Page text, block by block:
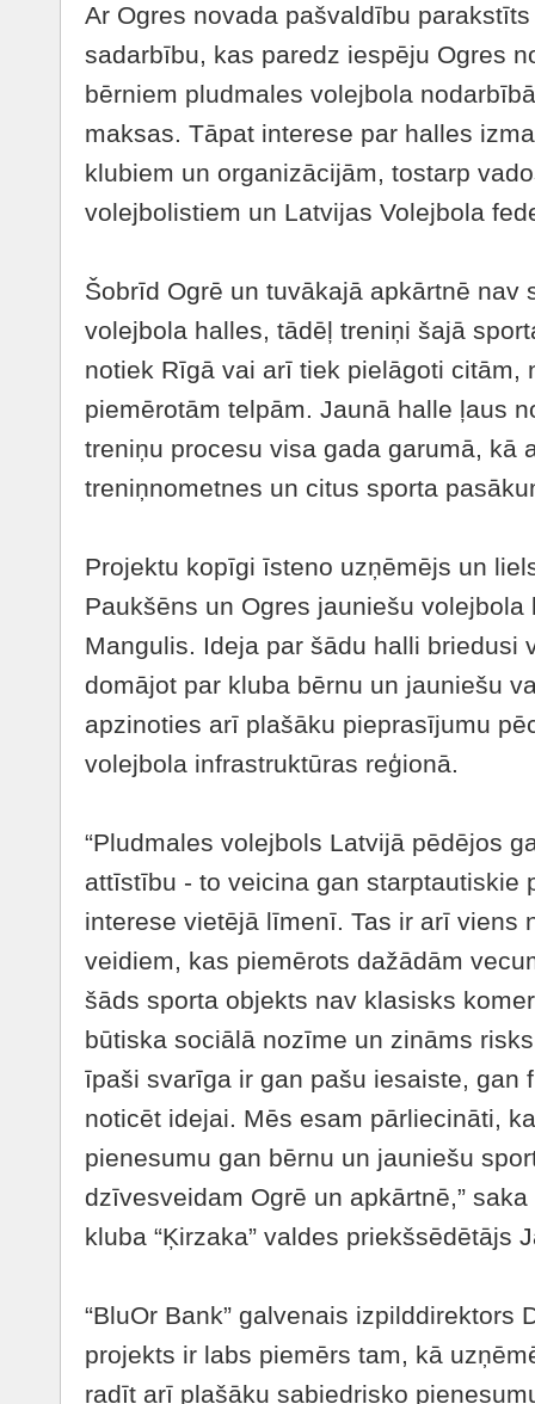
Ar Ogres novada pašvaldību
sadarbību, kas paredz iespēju Ogres
bērniem pludmales volejbola
maksas. Tāpat interese par halles
klubiem un organizācijām, tostarp
volejbolistiem un Latvijas Volejbola
Šobrīd Ogrē un tuvākajā apkārtnē nav
volejbola halles, tādēļ treniņi šajā
notiek Rīgā vai arī tiek pielāgoti citām,
piemērotām telpām. Jaunā halle ļaus
treniņu procesu visa gada garumā, kā
treniņnometnes un citus sporta
Projektu kopīgi īsteno uzņēmējs un
Paukšēns un Ogres jauniešu
Mangulis. Ideja par šādu halli briedusi
domājot par kluba bērnu un jauniešu
apzinoties arī plašāku pieprasījumu
volejbola infrastruktūras reģionā.
“Pludmales volejbols Latvijā pēdējos
attīstību - to veicina gan starptautiskie
interese vietējā līmenī. Tas ir arī viens
veidiem, kas piemērots dažādām
šāds sporta objekts nav klasisks
būtiska sociālā nozīme un zināms
īpaši svarīga ir gan pašu iesaiste, gan
noticēt idejai. Mēs esam pārliecināti,
pienesumu gan bērnu un jauniešu
dzīvesveidam Ogrē un apkārtnē,”
kluba “Ķirzaka” valdes priekšsēdētājs
“BluOr Bank” galvenais izpilddirektors
projekts ir labs piemērs tam, kā
radīt arī plašāku sabiedrisko